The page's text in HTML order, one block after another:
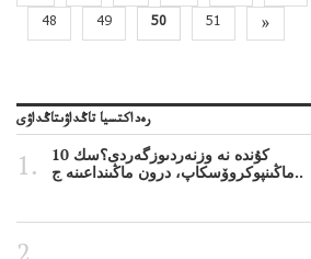
48
49 50 51 »
رەداكتسيا تاڭداۋىتاڭداۋى
10 كۇندە نە وزنەردىوزگەردى؟سك
ماڭىنپوكروۆسكاپ، درون ماڭىنداعىنە ج..